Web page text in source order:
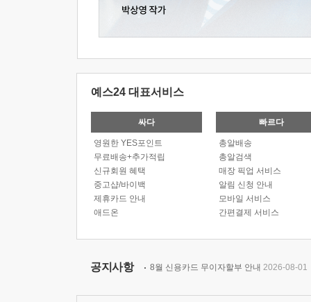
예스24 대표서비스
싸다
영원한 YES포인트
무료배송+추가적립
신규회원 혜택
중고샵/바이백
제휴카드 안내
애드온
빠르다
총알배송
총알검색
매장 픽업 서비스
알림 신청 안내
모바일 서비스
간편결제 서비스
공지사항 8월 신용카드 무이자할부 안내 2026-08-01